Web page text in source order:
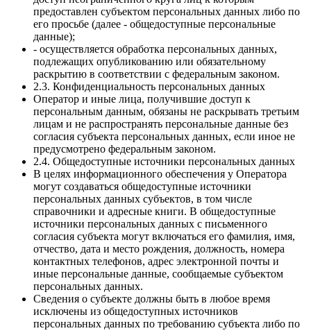
предоставлен субъектом персональных данных либо по
его просьбе (далее - общедоступные персональные
данные);
- осуществляется обработка персональных данных,
подлежащих опубликованию или обязательному
раскрытию в соответствии с федеральным законом.
2.3. Конфиденциальность персональных данных
Оператор и иные лица, получившие доступ к
персональным данным, обязаны не раскрывать третьим
лицам и не распространять персональные данные без
согласия субъекта персональных данных, если иное не
предусмотрено федеральным законом.
2.4. Общедоступные источники персональных данных
В целях информационного обеспечения у Оператора
могут создаваться общедоступные источники
персональных данных субъектов, в том числе
справочники и адресные книги. В общедоступные
источники персональных данных с письменного
согласия субъекта могут включаться его фамилия, имя,
отчество, дата и место рождения, должность, номера
контактных телефонов, адрес электронной почты и
иные персональные данные, сообщаемые субъектом
персональных данных.
Сведения о субъекте должны быть в любое время
исключены из общедоступных источников
персональных данных по требованию субъекта либо по